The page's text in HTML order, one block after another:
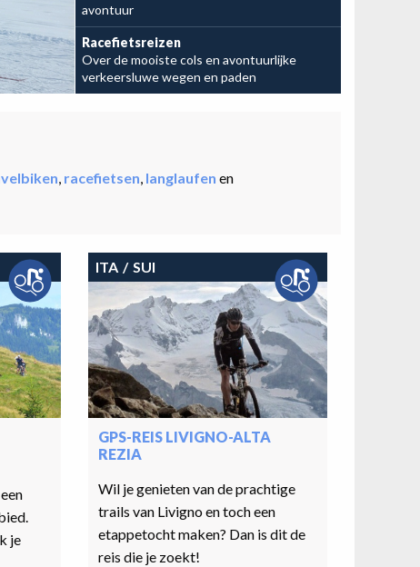
Leg je avontuur vast
avontuur
Racefietsreizen
Over de mooiste cols en avontuurlijke
verkeersluwe wegen en paden
, racefietsen, langlaufen en
je
ITA SUI
GPS-REIS LIVIGNO-ALTA
REZIA
Wil je genieten van de prachtige
trails van Livigno en toch een
etappetocht maken? Dan is dit de
reis die je zoekt!